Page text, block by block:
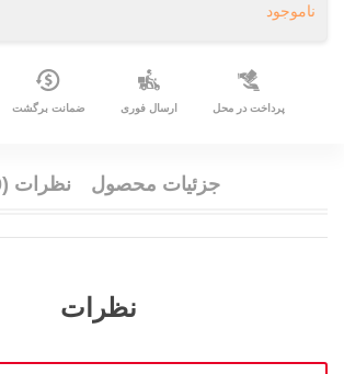
ناموجود
پرداخت در محل ارسال فوری ضمانت برگشت
جزئیات محصول نظرات (0)
نظرات